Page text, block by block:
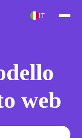
IT
web